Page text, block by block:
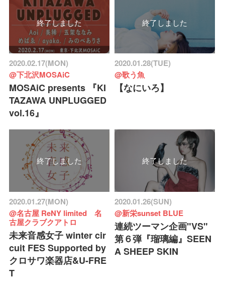
終了しました
2020.02.17(MON)
@下北沢MOSAiC
MOSAiC presents 『KI
TAZAWA UNPLUGGED
vol.16』
終了しました
2020.01.28(TUE)
@歌う魚
【なにいろ】
終了しました
2020.01.27(MON)
@名古屋 ReNY limited 名
古屋クラブクアトロ
未来音感女子 winter cir
cuit FES Supported by
クロサワ楽器店&U-FRE
T
終了しました
2020.01.26(SUN)
@新栄sunset BLUE
連続ツーマン企画"VS"
第６弾『瑠璃編』SEEN
A SHEEP SKIN